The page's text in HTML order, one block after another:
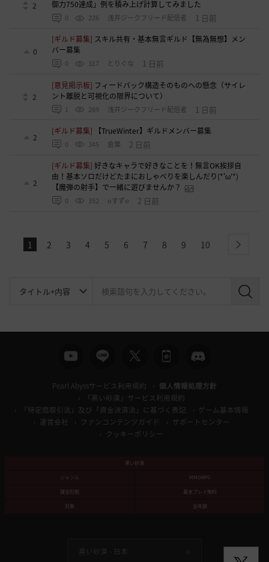
2
御力750達成」例を積み上げ計算してみました
0 226 浅井ジークフリード配信者 1 日前
0
[ギルド募集] スキル共有・基本無言ギルド【無為無想】メン
バー募集
0 317 とりぐな 1 日前
2
[意見掲示板] フィードバック構造そのものへの懸念（サイレ
ント離脱と可視化の限界について）
1 269 浅井ジークフリード配信者 1 日前
2
[ギルド募集] 【TrueWinter】ギルドメンバー募集
0 345 倉葉 2 日前
2
[ギルド募集]好きなキャラで好きなことを！無言OK挨拶自
由！基本ソロだけどたまにおしゃべりを楽しんだり(*'ω'*)
【魔弾の射手】で一緒に遊びませんか？
0 352 oすずo 2 日前
1 2 3 4 5 6 7 8 9 10 next
検
Pearl Abyssサービス利用規約
個人情報処理方針
「黒い砂漠」サービス利用規約
「特定商取引法」及び「資金決済法」に基づく表記
ゲーム基本情報
運営会社
ファンコンテンツガイド
サポートセンター
クッキーポリシー
黒い砂漠
ジャンル
MMORPG
課金形態
基本プレイ無料
対象
全年齢
黒い砂漠 - 日本